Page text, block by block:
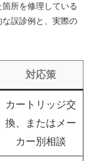
所を修理している
誤診例と、実際の
対応策
カートリッジ交
換、またはメー
カー別相談